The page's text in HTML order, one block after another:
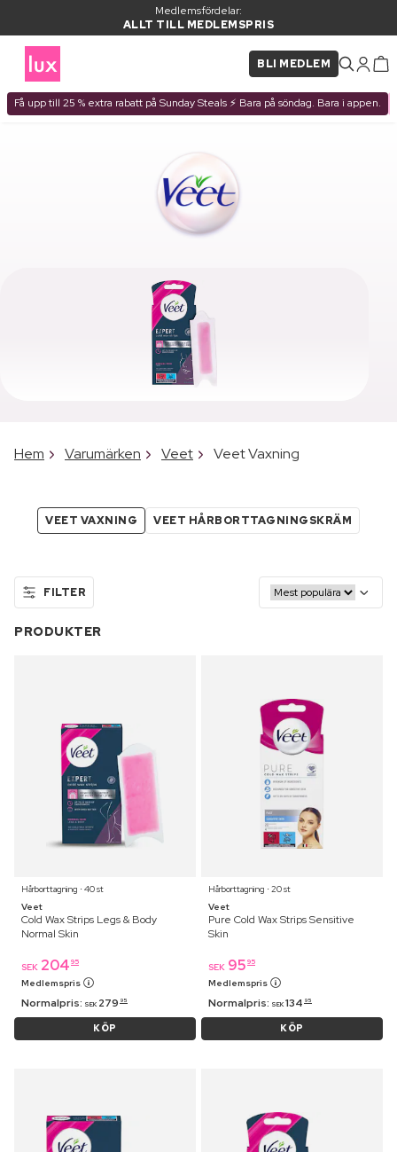
Medlemsfördelar:
ALLT TILL MEDLEMSPRIS
BLI MEDLEM
Få upp till 25 % extra rabatt på Sunday Steals ⚡ Bara på söndag. Bara i appen.
Hem Varumärken Veet Veet Vaxning
VEET VAXNING VEET HÅRBORTTAGNINGSKRÄM
FILTER
PRODUKTER
Hårborttagning ⋅ 40 st
Veet
Cold Wax Strips Legs & Body
Normal Skin
SEK 204 95
Medlemspris
Normalpris: SEK 279 95
KÖP
Hårborttagning ⋅ 20 st
Veet
Pure Cold Wax Strips Sensitive
Skin
SEK 95 95
Medlemspris
Normalpris: SEK 134 95
KÖP